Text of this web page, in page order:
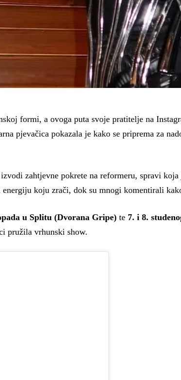
formi, a ovoga puta svoje pratitelje na
pjevačica pokazala je kako se priprema za
zahtjevne pokrete na reformeru, spravi
koju zrači, dok su mnogi komentirali
u Splitu (Dvorana Gripe) te 7. i 8.
pružila vrhunski show.